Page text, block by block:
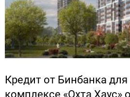
Кредит от Бинбанка
комплексе «Охта Хаус»